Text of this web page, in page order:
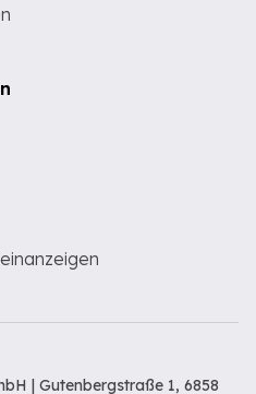
| Gutenbergstraße 1, 6858